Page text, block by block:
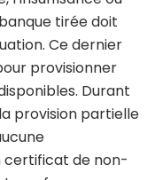
tirée doit
Ce dernier
provisionner
Durant
provision partielle
certificat de non-